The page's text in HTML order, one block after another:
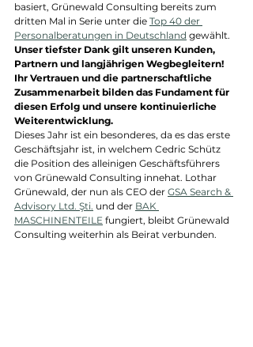
basiert, Grünewald Consulting bereits zum
dritten Mal in Serie unter die Top 40 der
Personalberatungen in Deutschland gewählt.
Unser tiefster Dank gilt unseren Kunden,
Partnern und langjährigen Wegbegleitern!
Ihr Vertrauen und die partnerschaftliche
Zusammenarbeit bilden das Fundament für
diesen Erfolg und unsere kontinuierliche
Weiterentwicklung.
Dieses Jahr ist ein besonderes, da es das erste
Geschäftsjahr ist, in welchem Cedric Schütz
die Position des alleinigen Geschäftsführers
von Grünewald Consulting innehat. Lothar
Grünewald, der nun als CEO der GSA Search &
Advisory Ltd. Şti. und der BAK
MASCHINENTEILE fungiert, bleibt Grünewald
Consulting weiterhin als Beirat verbunden.